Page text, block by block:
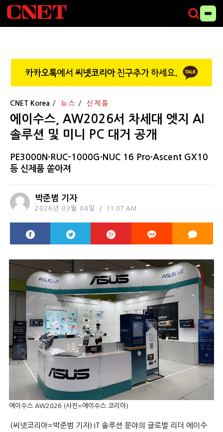
CNET Korea 뉴스 신제품
에이수스, AW2026서 차세대 엣지 AI
솔루션 및 미니 PC 대거 공개
PE3000N·RUC-1000G·NUC 16 Pro·Ascent GX10
등 신제품 쏟아져
박준범 기자
2026년 03월 04일 11:07 AM
에이수스 AW2026 (사진=에이수스 코리아)
(씨넷코리아=박준범 기자) IT 솔루션 분야의 글로벌 리더 에이수